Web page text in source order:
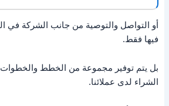
أو التواصل والتوصية من جانب الشركة في
فيها فقط.
بل يتم توفير مجموعة من الخطط
الشراء لدى عملائنا.